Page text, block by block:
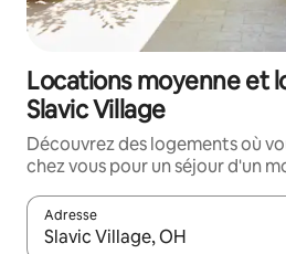
Locations moyenne et
Slavic Village
Découvrez des logements où
chez vous pour un séjour d'un
Adresse
Lorsque les résultats s'affichent,